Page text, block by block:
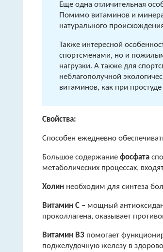
Еще одна отличительная
Помимо витаминов и
натурального
Также интересной
спортсменами, но и
нагрузки. А также для
неблагополучной
витаминов, как при
Свойства:
Способен ежедневно
Большое содержание фосфата
метаболических процессах,
Холин необходим для синтеза
Витамин С – мощный
проколлагена, оказывает
Витамин В3 помогает
поджелудочную железу в